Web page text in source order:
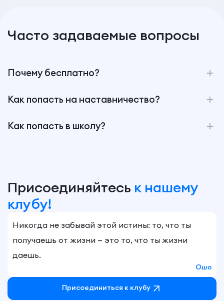
Часто задаваемые вопросы
Почему бесплатно?
Как попасть на наставничество?
Как попасть в школу?
Присоединяйтесь к нашему
клубу!
Никогда не забывай этой истины: то, что ты
получаешь от жизни — это то, что ты жизни
даешь.
Ошо
Присоединиться к клубу